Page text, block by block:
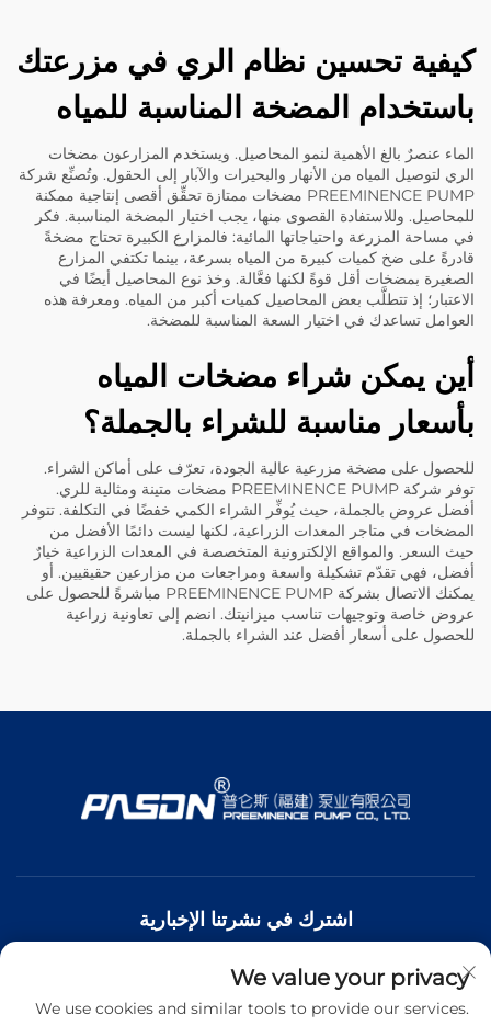
كيفية تحسين نظام الري في مزرعتك
باستخدام المضخة المناسبة للمياه
الماء عنصرٌ بالغ الأهمية لنمو المحاصيل. ويستخدم المزارعون مضخات
الري لتوصيل المياه من الأنهار والبحيرات والآبار إلى الحقول. وتُصنِّع شركة
PREEMINENCE PUMP مضخات ممتازة تحقِّق أقصى إنتاجية ممكنة
للمحاصيل. وللاستفادة القصوى منها، يجب اختيار المضخة المناسبة. فكر
في مساحة المزرعة واحتياجاتها المائية: فالمزارع الكبيرة تحتاج مضخةً
قادرةً على ضخ كميات كبيرة من المياه بسرعة، بينما تكتفي المزارع
الصغيرة بمضخات أقل قوةً لكنها فعَّالة. وخذ نوع المحاصيل أيضًا في
الاعتبار؛ إذ تتطلَّب بعض المحاصيل كميات أكبر من المياه. ومعرفة هذه
العوامل تساعدك في اختيار السعة المناسبة للمضخة.
أين يمكن شراء مضخات المياه
بأسعار مناسبة للشراء بالجملة؟
للحصول على مضخة مزرعية عالية الجودة، تعرّف على أماكن الشراء.
توفر شركة PREEMINENCE PUMP مضخات متينة ومثالية للري.
أفضل عروض بالجملة، حيث يُوفِّر الشراء الكمي خفضًا في التكلفة. تتوفر
المضخات في متاجر المعدات الزراعية، لكنها ليست دائمًا الأفضل من
حيث السعر. والمواقع الإلكترونية المتخصصة في المعدات الزراعية خيارٌ
أفضل، فهي تقدّم تشكيلة واسعة ومراجعات من مزارعين حقيقيين. أو
يمكنك الاتصال بشركة PREEMINENCE PUMP مباشرةً للحصول على
عروض خاصة وتوجيهات تناسب ميزانيتك. انضم إلى تعاونية زراعية
للحصول على أسعار أفضل عند الشراء بالجملة.
اشترك في نشرتنا الإخبارية
انضم إلى نشرتنا الإخبارية لتلقي أحدث الأخبار والتحديثات والرؤى من
فريقنا.
We value your privacy
We use cookies and similar tools to provide our services.